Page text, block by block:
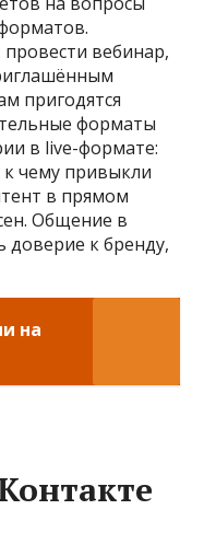
вебинар,
пригодятся
форматы
в live-формате:
к чему привыкли
в прямом
Общение в
доверие к бренду,
на